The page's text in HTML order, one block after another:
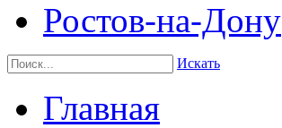
Ростов-на-Дону
Искать
Главная